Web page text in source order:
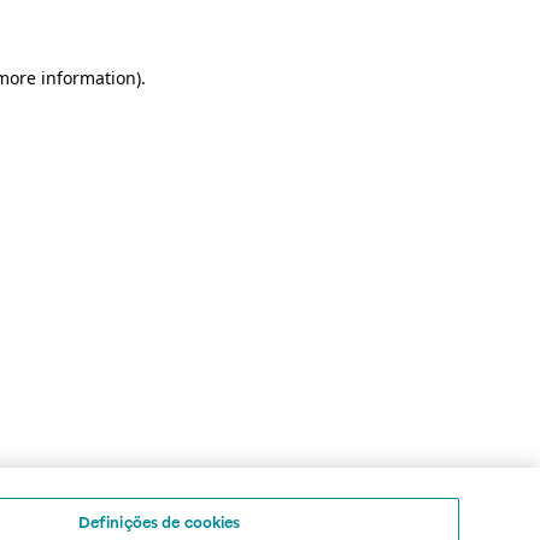
information).
Definições de cookies